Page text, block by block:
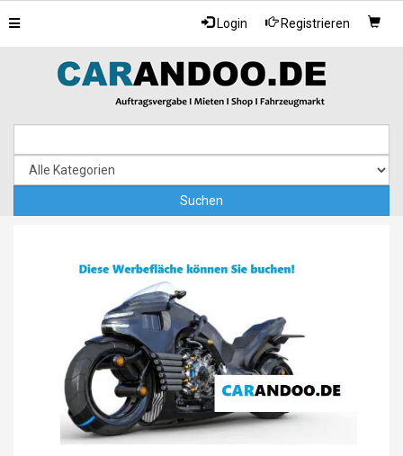
Login Registrieren
Toggle
navigation